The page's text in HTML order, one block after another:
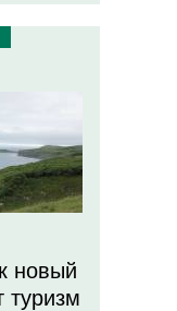
новый
туризм